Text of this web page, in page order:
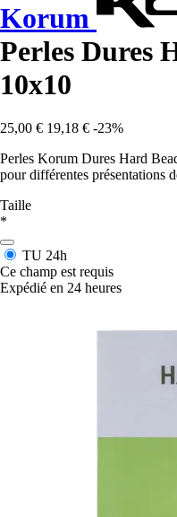
Korum
Perles Dures
10x10
25,00 € 19,18 € -23%
Perles Korum Dures Hard
pour différentes présentations
Taille
*
TU 24h
Ce champ est requis
Expédié en 24 heures